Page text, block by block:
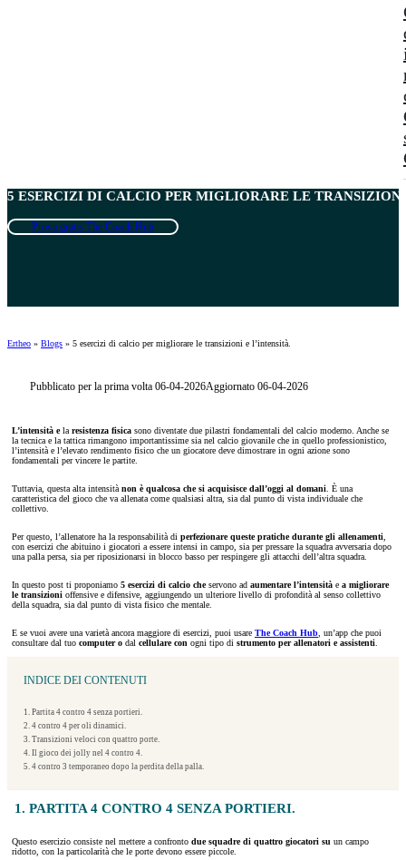
5 ESERCIZI DI CALCIO PER MIGLIORARE LE
Prova gratis The Coach Hub
Ertheo » Blogs » 5 esercizi di calcio per migliorare le transizioni e l’intensità.
Pubblicato per la prima volta 06-04-2026Aggiornato 06-04-2026
L’intensità elaresistenza fisica sono diventate due pilastri fondamentali del calcio moderno. Anche se
la tecnica e la tattica rimangono importantissime sia nel calcio giovanile che in quello professionistico,
l’intensità e l’elevato rendimento fisico che un giocatore deve dimostrare in ogni azione sono
fondamentali per vincere le partite.
Tuttavia, questa alta intensitànon è qualcosa che si acquisisce dall’oggi al domani. È una
caratteristica del gioco che va allenata come qualsiasi altra, sia dal punto di vista individuale che
collettivo.
Per questo, l’allenatore ha la responsabilità di perfezionare queste pratiche durante gli allenamenti,
con esercizi che abituino i giocatori a essere intensi in campo, sia per pressare la squadra avversaria dopo
una palla persa, sia per riposizionarsi in blocco basso per respingere gli attacchi dell’altra squadra.
In questo post ti proponiamo 5 esercizi di calcio cheservono ad aumentare l’intensità e a migliorare
le transizioni offensive e difensive, aggiungendo un ulteriore livello di profondità al senso collettivo
della squadra, sia dal punto di vista fisico che mentale.
E se vuoi avere una varietà ancora maggiore di esercizi, puoi usare The Coach Hub, un’app che puoi
consultare dal tuo computer o dal cellulare con ogni tipo di strumento per allenatori e assistenti.
INDICE DEI CONTENUTI
1. Partita 4 contro 4 senza portieri.
2. 4 contro 4 per oli dinamici.
3. Transizioni veloci con quattro porte.
4. Il gioco dei jolly nel 4 contro 4.
5. 4 contro 3 temporaneo dopo la perdita della palla.
1. PARTITA 4 CONTRO 4 SENZA PORTIERI.
Questo esercizio consiste nel mettere a confronto due squadre di quattro giocatori su un campo
ridotto, con la particolarità che le porte devono essere piccole.